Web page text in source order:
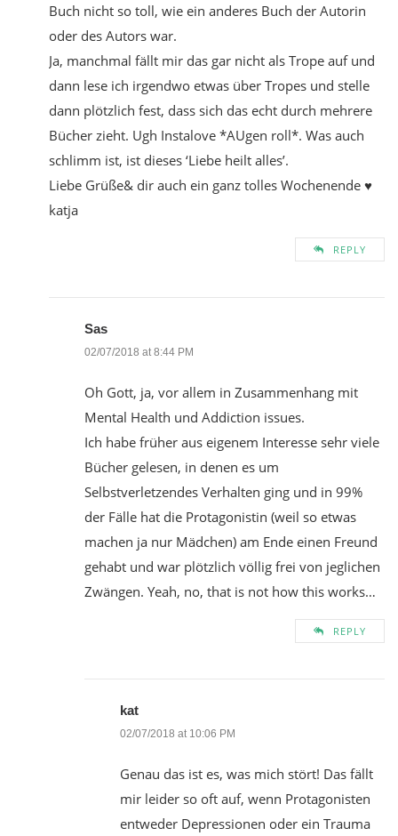
Buch nicht so toll, wie ein anderes Buch der Autorin
oder des Autors war.
Ja, manchmal fällt mir das gar nicht als Trope auf und
dann lese ich irgendwo etwas über Tropes und stelle
dann plötzlich fest, dass sich das echt durch mehrere
Bücher zieht. Ugh Instalove *AUgen roll*. Was auch
schlimm ist, ist dieses ‘Liebe heilt alles’.
Liebe Grüße& dir auch ein ganz tolles Wochenende ♥
katja
REPLY
Sas
02/07/2018 at 8:44 PM
Oh Gott, ja, vor allem in Zusammenhang mit
Mental Health und Addiction issues.
Ich habe früher aus eigenem Interesse sehr viele
Bücher gelesen, in denen es um
Selbstverletzendes Verhalten ging und in 99%
der Fälle hat die Protagonistin (weil so etwas
machen ja nur Mädchen) am Ende einen Freund
gehabt und war plötzlich völlig frei von jeglichen
Zwängen. Yeah, no, that is not how this works…
REPLY
kat
02/07/2018 at 10:06 PM
Genau das ist es, was mich stört! Das fällt
mir leider so oft auf, wenn Protagonisten
entweder Depressionen oder ein Trauma